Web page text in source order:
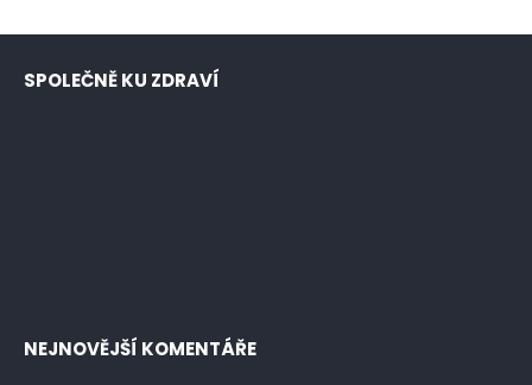
SPOLEČNĚ KU ZDRAVÍ
NEJNOVĚJŠÍ KOMENTÁŘE